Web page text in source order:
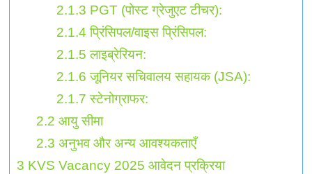
2.1.3 PGT (पोस्ट ग्रेजुएट टीचर):
2.1.4 प्रिंसिपल/वाइस प्रिंसिपल:
2.1.5 लाइब्रेरियन:
2.1.6 जूनियर सचिवालय सहायक (JSA):
2.1.7 स्टेनोग्राफर:
2.2 आयु सीमा
2.3 अनुभव और अन्य आवश्यकताएँ
3 KVS Vacancy 2025 आवेदन प्रक्रिया